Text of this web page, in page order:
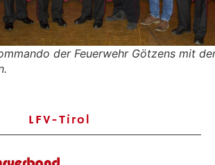
der Feuerwehr Götzens mit
LFV-Tirol